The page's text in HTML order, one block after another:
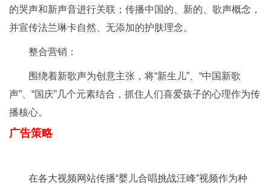
的哭声和新声音进行关联；传播中国的、新的、歌声概念，
并宣传法兰琳卡自然、无添加的护肤理念。
整合营销：
围绕着新歌声为创意主张，将“新生儿”、“中国新歌
声”、“国庆”几个元素结合，抓住人们喜爱孩子的心理作为传
播核心。
广告策略
在各大视频网站传播“婴儿合唱挑战汪峰”视频作为种